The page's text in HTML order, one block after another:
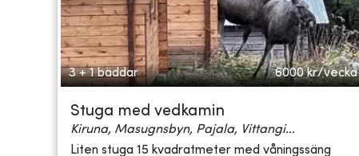
3 + 1 bäddar 6000 kr/vecka
Stuga med vedkamin
Kiruna, Masugnsbyn, Pajala, Vittangi...
Liten stuga 15 kvadratmeter med våningssäng